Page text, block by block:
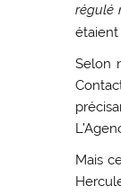
régulé
étaient
Selon
Mais